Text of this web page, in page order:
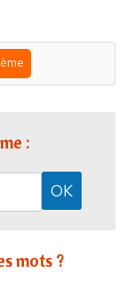
:
mots ?